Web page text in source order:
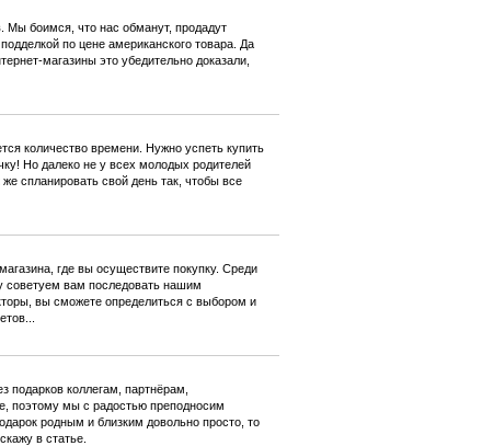
Мы боимся, что нас обманут, продадут
по цене американского товара. Да
магазины это убедительно доказали,
количество времени. Нужно успеть купить
Но далеко не у всех молодых родителей
спланировать свой день так, чтобы все
где вы осуществите покупку. Среди
советуем вам последовать нашим
вы сможете определиться с выбором и
подарков коллегам, партнёрам,
поэтому мы с радостью преподносим
родным и близким довольно просто, то
в статье.